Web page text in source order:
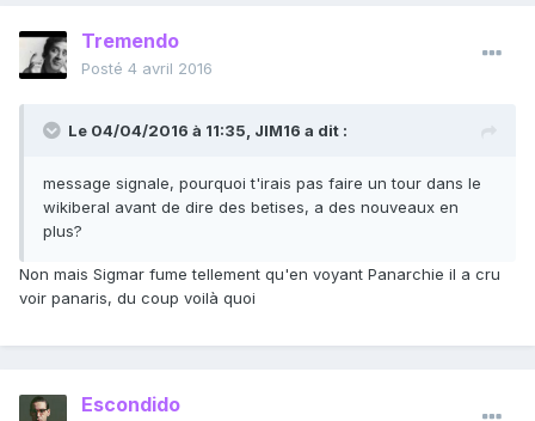
Tremendo
Posté 4 avril 2016
Le 04/04/2016 à 11:35, JIM16 a dit :
message signale, pourquoi t'irais pas faire un tour dans le
wikiberal avant de dire des betises, a des nouveaux en
plus?
Non mais Sigmar fume tellement qu'en voyant Panarchie il a cru
voir panaris, du coup voilà quoi
Escondido